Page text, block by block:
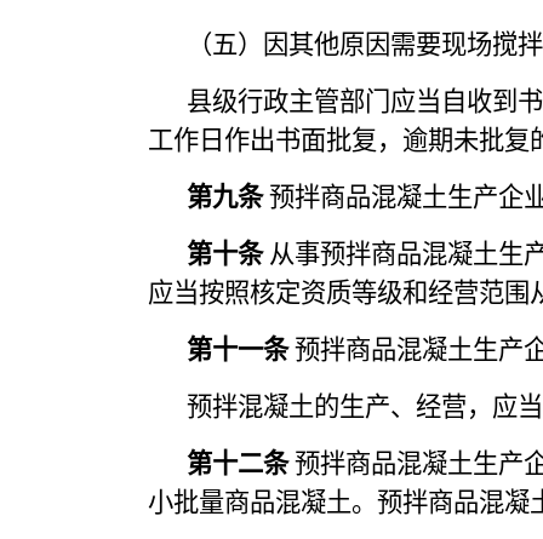
（五）因其他原因需要现场搅
县级行政主管部门应当自收到
工作日作出书面批复，逾期未批复
第九条预拌商品混凝土生产企
第十条从事预拌商品混凝土生
应当按照核定资质等级和经营范围
第十一条预拌商品混凝土生产
预拌混凝土的生产、经营，应
第十二条预拌商品混凝土生产
小批量商品混凝土。预拌商品混